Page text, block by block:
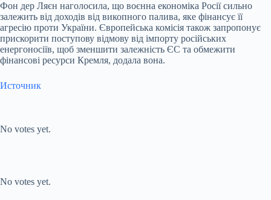
Фон дер Ляєн наголосила, що воєнна економіка Росії сильно
залежить від доходів від викопного палива, яке фінансує її
агресію проти України. Європейська комісія також запропонує
прискорити поступову відмову від імпорту російських
енергоносіїв, щоб зменшити залежність ЄС та обмежити
фінансові ресурси Кремля, додала вона.
Источник
No votes yet.
No votes yet.